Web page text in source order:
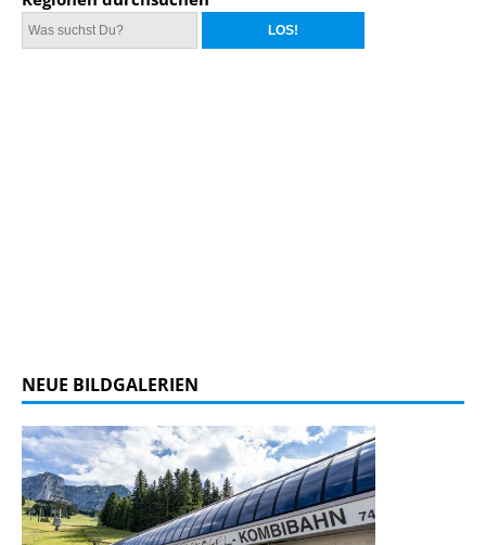
NEUE BILDGALERIEN